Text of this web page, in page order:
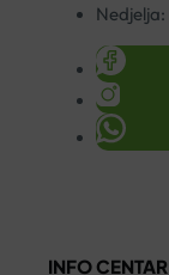
Nedjelja:
INFO CENTAR